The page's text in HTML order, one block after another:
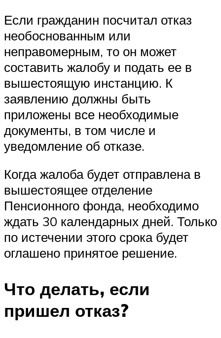
Если гражданин посчитал отказ
необоснованным или
неправомерным, то он может
составить жалобу и подать ее в
вышестоящую инстанцию. К
заявлению должны быть
приложены все необходимые
документы, в том числе и
уведомление об отказе.
Когда жалоба будет отправлена в
вышестоящее отделение
Пенсионного фонда, необходимо
ждать 30 календарных дней. Только
по истечении этого срока будет
оглашено принятое решение.
Что делать, если
пришел отказ?